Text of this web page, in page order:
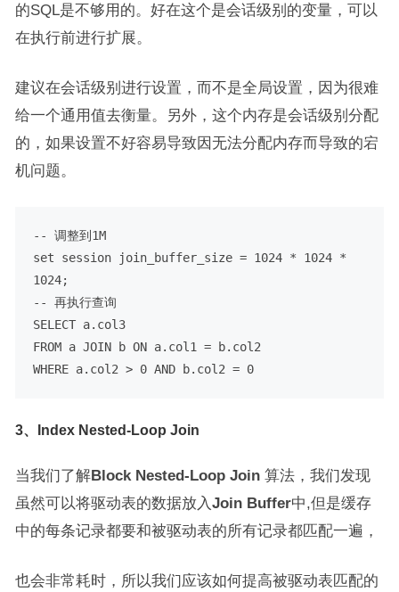
的SQL是不够用的。好在这个是会话级别的变量，可以
在执行前进行扩展。
建议在会话级别进行设置，而不是全局设置，因为很难
给一个通用值去衡量。另外，这个内存是会话级别分配
的，如果设置不好容易导致因无法分配内存而导致的宕
机问题。
-- 调整到1M
set session join_buffer_size = 1024 * 1024 *
1024
-- 再执行查询
SELECT
a.col3
FROM a JOIN b ON a.col1 =
WHERE a.col2 > 0 AND b.col2 = 0
3、Index Nested-Loop Join
当我们了解Block Nested-Loop Join算法，我们发现
虽然可以将驱动表的数据放入 Join Buffer中,但是缓存
中的每条记录都要和被驱动表的所有记录都匹配一遍，
也会非常耗时，所以我们应该如何提高被驱动表匹配的